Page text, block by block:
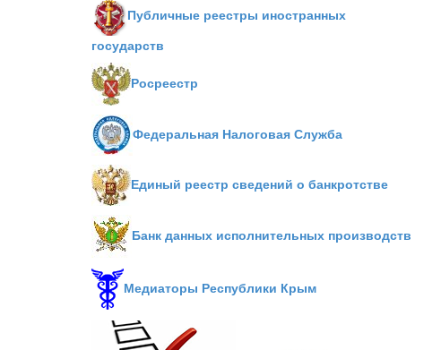
Публичные реестры иностранных
государств
Росреестр
Федеральная Налоговая Служба
Единый реестр сведений о банкротстве
Банк данных исполнительных производств
Медиаторы Республики Крым